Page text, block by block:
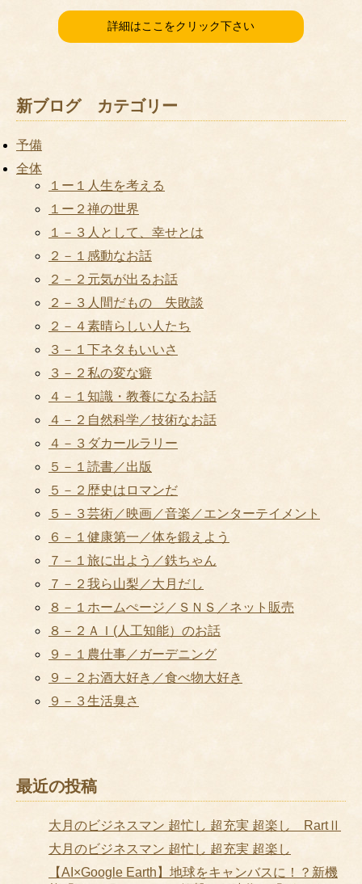
詳細はここをクリック下さい
新ブログ カテゴリー
予備
全体
１ー１人生を考える
１ー２禅の世界
１－３人として、幸せとは
２－１感動なお話
２－２元気が出るお話
２－３人間だもの 失敗談
２－４素晴らしい人たち
３－１下ネタもいいさ
３－２私の変な癖
４－１知識・教養になるお話
４－２自然科学／技術なお話
４－３ダカールラリー
５－１読書／出版
５－２歴史はロマンだ
５－３芸術／映画／音楽／エンターテイメント
６－１健康第一／体を鍛えよう
７－１旅に出よう／鉄ちゃん
７－２我ら山梨／大月だし
８－１ホームぺージ／ＳＮＳ／ネット販売
８－２ＡＩ(人工知能）のお話
９－１農仕事／ガーデニング
９－２お酒大好き／食べ物大好き
９－３生活臭さ
最近の投稿
大月のビジネスマン 超忙し 超充実 超楽し RartⅡ
大月のビジネスマン 超忙し 超充実 超楽し
【AI×Google Earth】地球をキャンバスに！？新機